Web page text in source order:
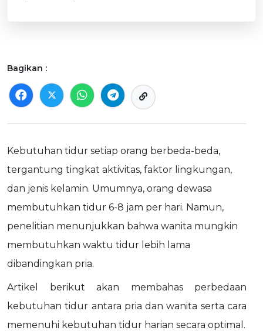
Bagikan :
Kebutuhan tidur setiap orang berbeda-beda,
tergantung tingkat aktivitas, faktor lingkungan,
dan jenis kelamin. Umumnya, orang dewasa
membutuhkan tidur 6-8 jam per hari. Namun,
penelitian menunjukkan bahwa wanita mungkin
membutuhkan waktu tidur lebih lama
dibandingkan pria.
Artikel berikut akan membahas perbedaan
kebutuhan tidur antara pria dan wanita serta cara
memenuhi kebutuhan tidur harian secara optimal.